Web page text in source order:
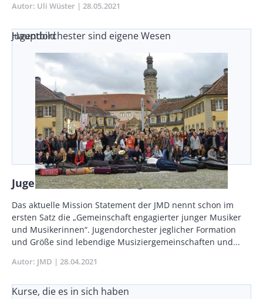
Autor Uli Wüster Publikationsdatum
28.05.2021
Jugendorchester sind eigene Wesen
Hauptbild
Jugendorchester sind eigene Wesen
Body
Das aktuelle Mission Statement der JMD nennt schon im
ersten Satz die „Gemeinschaft engagierter junger Musiker
und Musikerinnen“. Jugendorchester jeglicher Formation
und Größe sind lebendige Musiziergemeinschaften und...
Autor JMD Publikationsdatum
28.04.2021
Kurse, die es in sich haben